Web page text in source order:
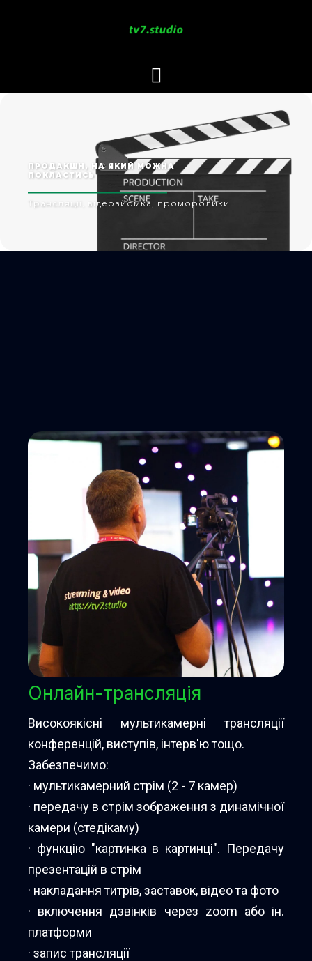
ПРОДАКШН, НА ЯКИЙ МОЖНА
ПОКЛАСТИСЬ
Трансляції, відеозйомка, проморолики
Онлайн-трансляція
Високоякісні мультикамерні трансляції
конференцій, виступів, інтерв'ю тощо.
Забезпечимо:
· мультикамерний стрім (2 - 7 камер)
· передачу в стрім зображення з динамічної
камери (стедікаму)
· функцію "картинка в картинці". Передачу
презентацій в стрім
· накладання титрів, заставок, відео та фото
· включення дзвінків через zoom або ін.
платформи
· запис трансляції